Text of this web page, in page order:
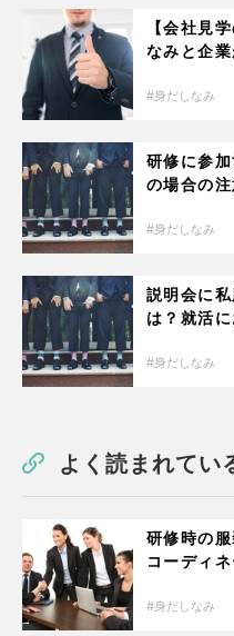
【会社見
なみと企
身だしなみ
研修に参
の場合の注
身だしなみ
説明会に
は？就活
身だしなみ
よく読まれてい
研修時の
コーディ
身だしなみ